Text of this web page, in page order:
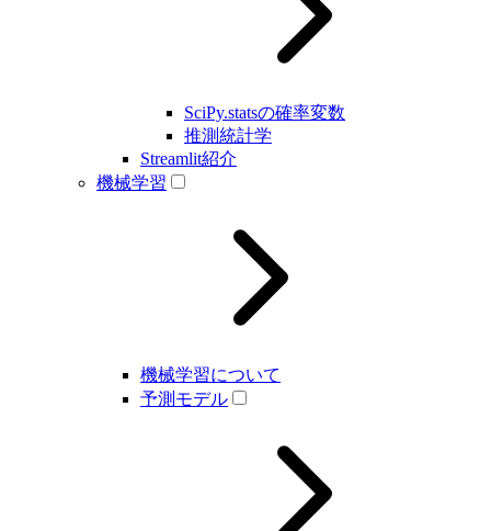
SciPy.statsの確率変数
推測統計学
Streamlit紹介
機械学習
機械学習について
予測モデル